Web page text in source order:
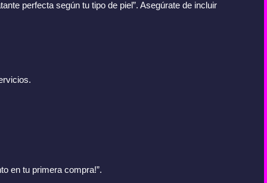
perfecta según tu tipo de piel”. Asegúrate de incluir
en tu primera compra!”.